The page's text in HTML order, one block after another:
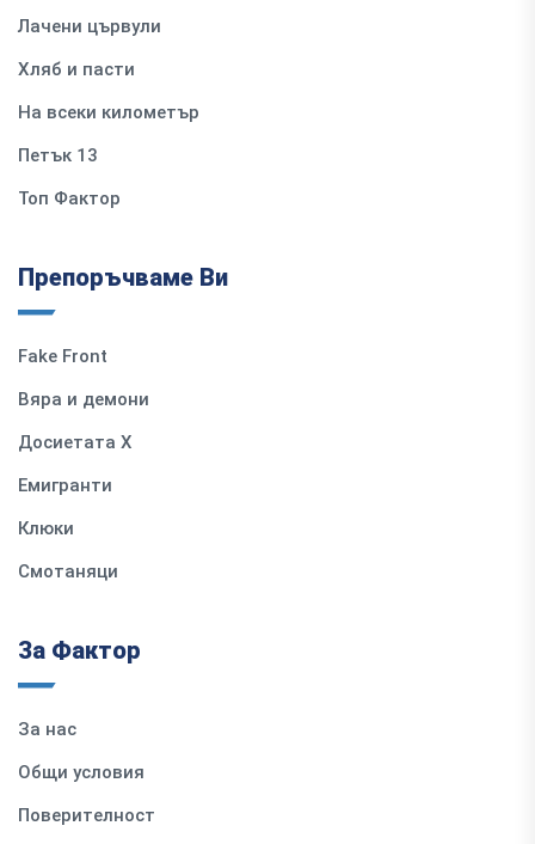
Лачени цървули
Хляб и пасти
На всеки километър
Петък 13
Топ Фактор
Препоръчваме Ви
Fake Front
Вяра и демони
Досиетата Х
Емигранти
Клюки
Смотаняци
За Фактор
За нас
Общи условия
Поверителност